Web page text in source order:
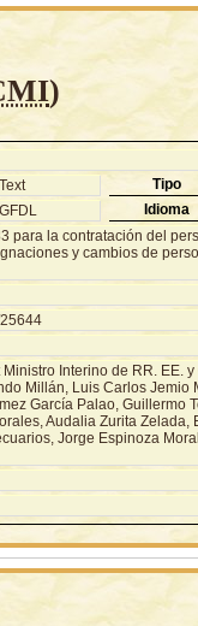
)
Text Tipo
GFDL Idioma
para la contratación del
y cambios de
Interino de RR. EE.
Millán, Luis Carlos Jemio
García Palao, Guillermo
Audalia Zurita Zelada,
Jorge Espinoza